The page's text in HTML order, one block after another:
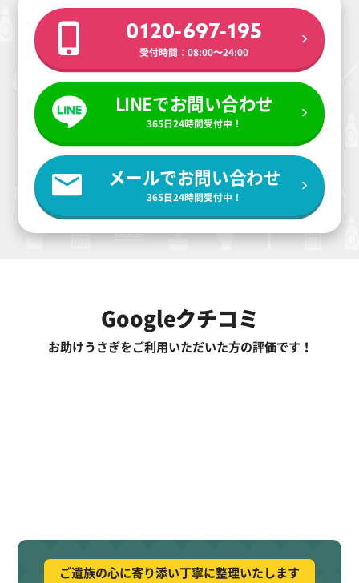
0120-697-195
受付時間：08:00〜24:00
LINEでお問い合わせ
365日24時間受付中！
メールでお問い合わせ
365日24時間受付中！
Googleクチコミ
お助けうさぎをご利用いただいた方の評価です！
ご遺族の心に寄り添い丁寧に整理いたします